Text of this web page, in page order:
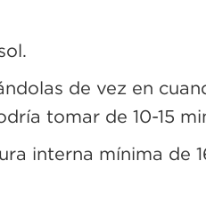
de vez en
tomar de 10-15
interna mínima de